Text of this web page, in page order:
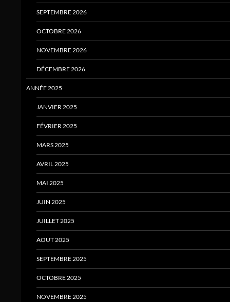
SEPTEMBRE 2026
OCTOBRE 2026
NOVEMBRE 2026
DÉCEMBRE 2026
ANNÉE 2025
JANVIER 2025
FÉVRIER 2025
MARS 2025
AVRIL 2025
MAI 2025
JUIN 2025
JUILLET 2025
AOUT 2025
SEPTEMBRE 2025
OCTOBRE 2025
NOVEMBRE 2025